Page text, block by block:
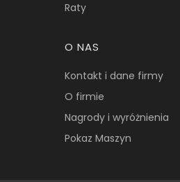
Raty
O NAS
Kontakt i dane firmy
O firmie
Nagrody i wyróżnienia
Pokaz Maszyn